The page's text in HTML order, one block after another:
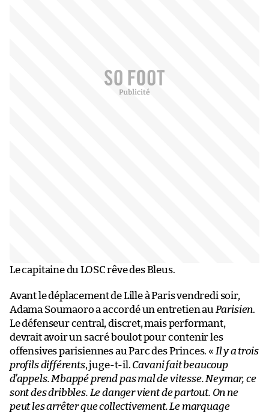
Le capitaine du LOSC rêve des Bleus.
Avant le déplacement de Lille à Paris vendredi soir,
Adama Soumaoro a accordé un entretien au Parisien.
Le défenseur central, discret, mais performant,
devrait avoir un sacré boulot pour contenir les
offensives parisiennes au Parc des Princes. « Il y a trois
profils différents, juge-t-il. Cavani fait beaucoup
d’appels. Mbappé prend pas mal de vitesse. Neymar, ce
sont des dribbles. Le danger vient de partout. On ne
peut les arrêter que collectivement. Le marquage